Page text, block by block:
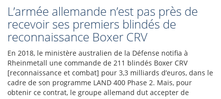
L’armée allemande n’est pas près de
recevoir ses premiers blindés de
reconnaissance Boxer CRV
En 2018, le ministère australien de la Défense notifia à
Rheinmetall une commande de 211 blindés Boxer CRV
[reconnaissance et combat] pour 3,3 milliards d’euros, dans le
cadre de son programme LAND 400 Phase 2. Mais, pour
obtenir ce contrat, le groupe allemand dut accepter de